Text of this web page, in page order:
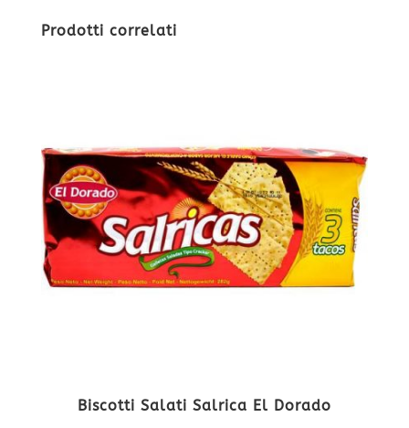
Prodotti correlati
Biscotti Salati Salrica El Dorado